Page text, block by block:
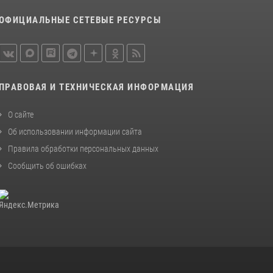
вневедомственной охраны Росгвардии за
20 июля 2026, 09:06
неделю сотрудники Росгвардии в
СЕТЕВЫЕ РЕСУРСЫ
ПРАВОВАЯ И ТЕХНИЧЕСКАЯ ИНФОРМАЦИЯ
О сайте
Об использовании информации сайта
Правила обработки персональных данных
Сообщить об ошибках